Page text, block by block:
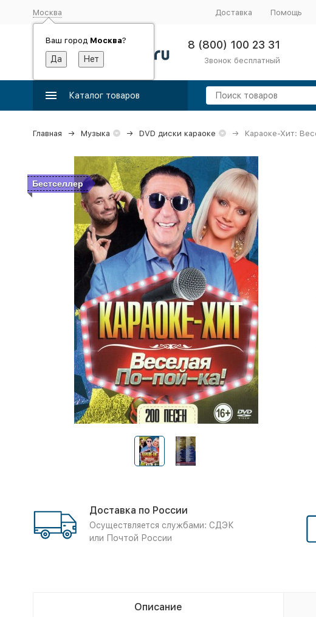
Москва
Ваш город Москва?
Доставка Помощь
8 (800) 100 23 31
Звонок бесплатный
Каталог товаров
Главная Музыка DVD диски караоке Караоке-Хит:
Бестселлер
Доставка по России
Осуществляется службами: СДЭК
или Почтой России
Описание